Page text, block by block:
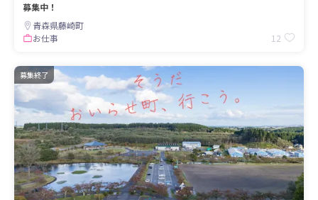
募集中！
青森県藤崎町
お仕事
12
募集終了